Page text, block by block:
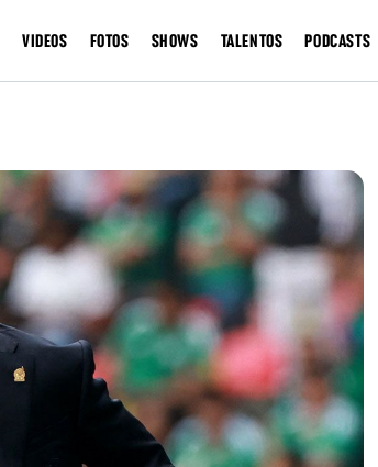
VIDEOS FOTOS SHOWS TALENTOS PODCASTS